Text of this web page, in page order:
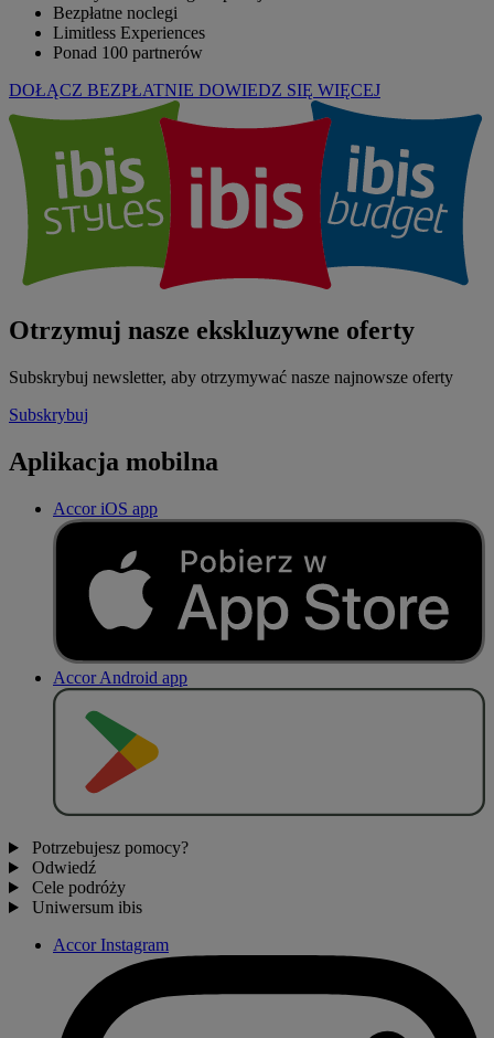
Bezpłatne noclegi
Limitless Experiences
Ponad 100 partnerów
DOŁĄCZ BEZPŁATNIE DOWIEDZ SIĘ WIĘCEJ
Otrzymuj nasze ekskluzywne oferty
Subskrybuj newsletter, aby otrzymywać nasze najnowsze oferty
Subskrybuj
Aplikacja mobilna
Accor iOS app
Accor Android app
Potrzebujesz pomocy?
Odwiedź
Cele podróży
Uniwersum ibis
Accor Instagram